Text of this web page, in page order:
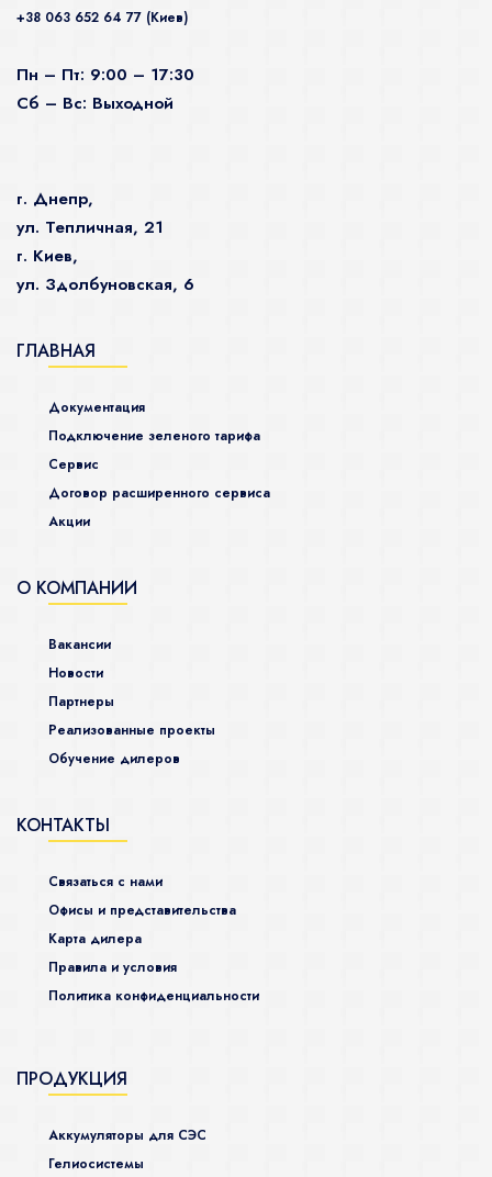
+38 063 652 64 77 (Киев)
Пн – Пт: 9:00 – 17:30
Сб – Вс: Выходной
г. Днепр,
ул. Тепличная, 21
г. Киев,
ул. Здолбуновская, 6
ГЛАВНАЯ
Документация
Подключение зеленого тарифа
Сервис
Договор расширенного сервиса
Акции
О КОМПАНИИ
Вакансии
Новости
Партнеры
Реализованные проекты
Обучение дилеров
КОНТАКТЫ
Связаться с нами
Офисы и представительства
Карта дилера
Правила и условия
Политика конфиденциальности
ПРОДУКЦИЯ
Аккумуляторы для СЭС
Гелиосистемы